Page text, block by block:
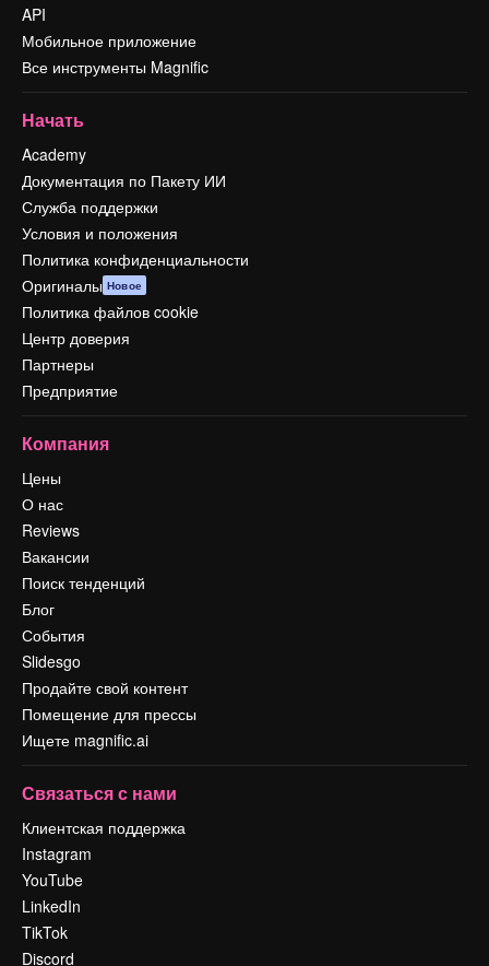
API
Мобильное приложение
Все инструменты Magnific
Начать
Academy
Документация по Пакету ИИ
Служба поддержки
Условия и положения
Политика конфиденциальности
Оригиналы Новое
Политика файлов cookie
Центр доверия
Партнеры
Предприятие
Компания
Цены
О нас
Reviews
Вакансии
Поиск тенденций
Блог
События
Slidesgo
Продайте свой контент
Помещение для прессы
Ищете magnific.ai
Связаться с нами
Клиентская поддержка
Instagram
YouTube
LinkedIn
TikTok
Discord